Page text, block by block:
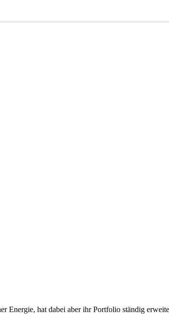
Energie, hat dabei aber ihr Portfolio ständig